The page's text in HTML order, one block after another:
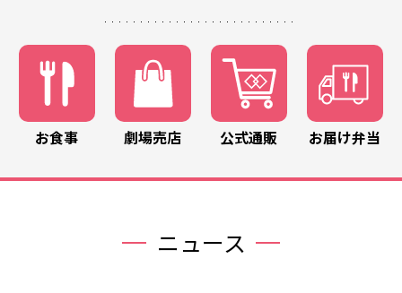
お食事 劇場売店 公式通販 お届け弁当
ニュース